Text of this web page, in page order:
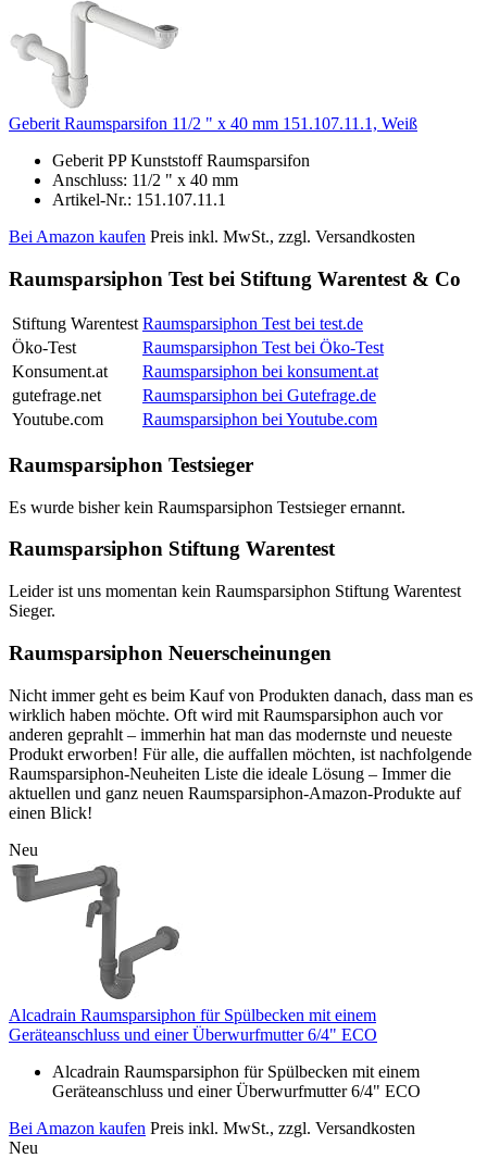
Geberit Raumsparsifon 11/2 " x 40 mm 151.107.11.1, ‎Weiß
Geberit PP Kunststoff Raumsparsifon
Anschluss: 11/2 " x 40 mm
Artikel-Nr.: 151.107.11.1
Bei Amazon kaufen Preis inkl. MwSt., zzgl. Versandkosten
Raumsparsiphon Test bei Stiftung Warentest & Co
Stiftung Warentest Raumsparsiphon Test bei test.de
Öko-Test
Raumsparsiphon Test bei Öko-Test
Konsument.at
Raumsparsiphon bei konsument.at
gutefrage.net
Raumsparsiphon bei Gutefrage.de
Youtube.com
Raumsparsiphon bei Youtube.com
Raumsparsiphon Testsieger
Es wurde bisher kein Raumsparsiphon Testsieger ernannt.
Raumsparsiphon Stiftung Warentest
Leider ist uns momentan kein Raumsparsiphon Stiftung Warentest
Sieger.
Raumsparsiphon Neuerscheinungen
Nicht immer geht es beim Kauf von Produkten danach, dass man es
wirklich haben möchte. Oft wird mit Raumsparsiphon auch vor
anderen geprahlt – immerhin hat man das modernste und neueste
Produkt erworben! Für alle, die auffallen möchten, ist nachfolgende
Raumsparsiphon-Neuheiten Liste die ideale Lösung – Immer die
aktuellen und ganz neuen Raumsparsiphon-Amazon-Produkte auf
einen Blick!
Neu
Alcadrain Raumsparsiphon für Spülbecken mit einem
Geräteanschluss und einer Überwurfmutter 6/4" ECO
Alcadrain Raumsparsiphon für Spülbecken mit einem
Geräteanschluss und einer Überwurfmutter 6/4" ECO
Bei Amazon kaufen Preis inkl. MwSt., zzgl. Versandkosten
Neu